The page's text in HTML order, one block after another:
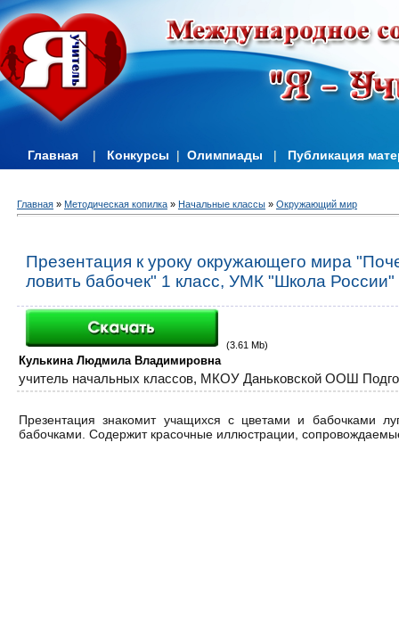
Главная | Конкурсы | Олимпиады | Публикация
Главная » Методическая копилка » Начальные классы » Окружающий мир
Презентация к уроку окружающего мира
ловить бабочек" 1 класс, УМК "Школа России"
(3.61 Mb)
Кулькина Людмила Владимировна
учитель начальных классов, МКОУ Даньковской ООШ
Презентация знакомит учащихся с цветами и бабочками
бабочками. Содержит красочные иллюстрации,